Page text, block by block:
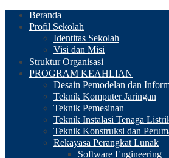
Beranda
Profil Sekolah
Identitas Sekolah
Visi dan Misi
Struktur Organisasi
PROGRAM KEAHLIAN
Desain Pemodelan dan
Teknik Komputer Jaringan
Teknik Pemesinan
Teknik Instalasi Tenaga
Teknik Konstruksi dan
Rekayasa Perangkat Lunak
Software Engineering